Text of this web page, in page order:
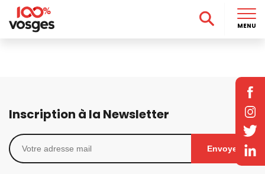
Inscription à la Newsletter
Envoyer
MENU